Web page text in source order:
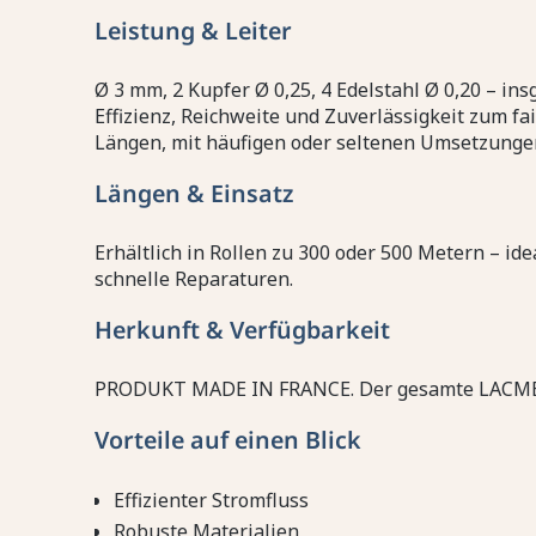
Leistung & Leiter
Ø 3 mm, 2 Kupfer Ø 0,25, 4 Edelstahl Ø 0,20 –
Effizienz, Reichweite und Zuverlässigkeit zum
Längen, mit häufigen oder seltenen
Längen & Einsatz
Erhältlich in Rollen zu 300 oder 500 Metern –
schnelle Reparaturen.
Herkunft & Verfügbarkeit
PRODUKT MADE IN FRANCE. Der gesamte
Vorteile auf einen Blick
Effizienter Stromfluss